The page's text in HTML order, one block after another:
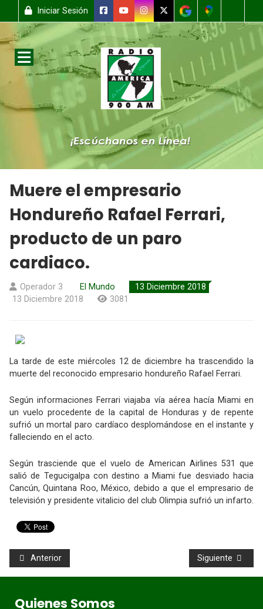
Iniciar Sesión
Muere el empresario
Hondureño Rafael Ferrari,
producto de un paro
cardiaco.
Operador 3 El Mundo
13 Diciembre 2018
13 Diciembre 2018
3081
La tarde de este miércoles 12 de diciembre ha trascendido la
muerte del reconocido empresario hondureño Rafael Ferrari.
Según informaciones Ferrari viajaba vía aérea hacía Miami en
un vuelo procedente de la capital de Honduras y de repente
sufrió un mortal paro cardíaco desplomándose en el instante y
falleciendo en el acto.
Según trasciende que el vuelo de American Airlines 531 que
salió de Tegucigalpa con destino a Miami fue desviado hacia
Cancún, Quintana Roo, México, debido a que el empresario de
televisión y presidente vitalicio del club Olimpia sufrió un infarto.
Anterior Siguiente
Quienes Somos